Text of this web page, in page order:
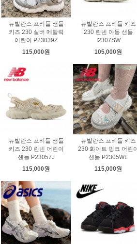
뉴발란스 프리들 샌들
키즈 230 실버 메탈릭
어린이 P23039Z
115,000원
뉴발란스 프리들 키즈
230 린넨 아동 샌들
I2307SW
105,000원
뉴발란스 프리들 샌들
키즈 230 린넨 어린이
샌들 P23057J
115,000원
뉴발란스 프리들 키즈
230 화이트 핑크 어린이
샌들 P2305WL
115,000원